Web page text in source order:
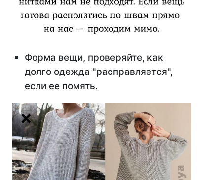
Форма вещи, проверяйте, как
долго одежда "расправляется",
если ее помять.